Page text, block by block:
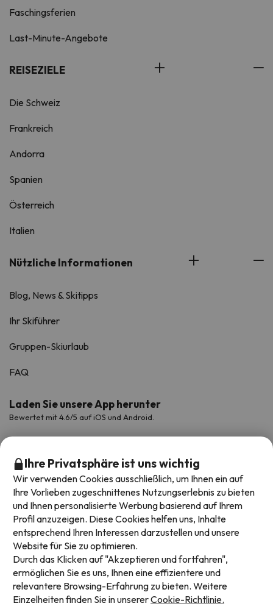
Faschingsferien
Last-Minute-Angebote
REISEZIELE
Die Schweiz
Frankreich
Andorra
Spanien
Österreich
Italien
Nützliche Informationen
Blog, News & Skitipps
Ihr Skiführer
Gruppen-Skiurlaub
FAQ
Laden Sie unsere App herunter
Bewertet mit 4.6/5 auf iOS und Android.
Verfügbare Zahlungsarten
Ihre Privatsphäre ist uns wichtig
Wir verwenden Cookies ausschließlich, um Ihnen ein auf
Ihre Vorlieben zugeschnittenes Nutzungserlebnis zu bieten
und Ihnen personalisierte Werbung basierend auf Ihrem
Profil anzuzeigen. Diese Cookies helfen uns, Inhalte
entsprechend Ihren Interessen darzustellen und unsere
Website für Sie zu optimieren.
Durch das Klicken auf "Akzeptieren und fortfahren",
ermöglichen Sie es uns, Ihnen eine effizientere und
relevantere Browsing-Erfahrung zu bieten. Weitere
Einzelheiten finden Sie in unsererCookie-Richtlinie.